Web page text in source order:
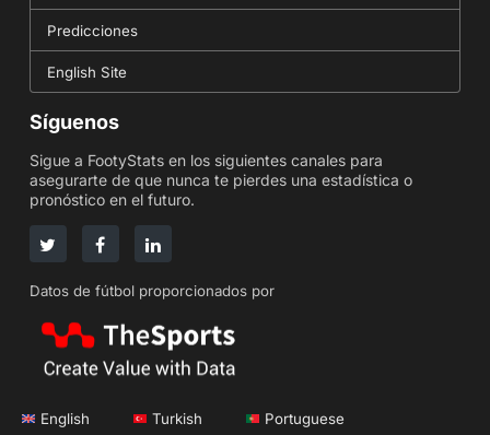
Predicciones
English Site
Síguenos
Sigue a FootyStats en los siguientes canales para
asegurarte de que nunca te pierdes una estadística o
pronóstico en el futuro.
Datos de fútbol proporcionados por
English Turkish Portuguese